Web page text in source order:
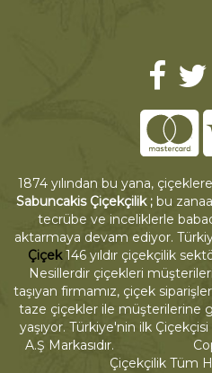
1874 yılından bu yana,
Sabuncakis Çiçekçilik ; bu
tecrübe ve inceliklerle
aktarmaya devam ediyor.
Çiçek146 yıldır çiçekçilik
Nesillerdir çiçekleri
taşıyan firmamız, çiçek
taze çiçekler ile müşterilerine
yaşıyor. Türkiye'nin ilk Çiçekçisi
A.Ş Markasıdır.
Çiçekçilik Tüm